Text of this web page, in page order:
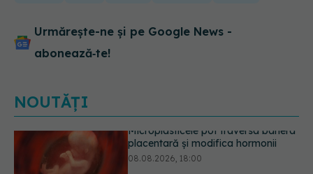
Urmărește-ne și pe Google News -
abonează‑te!
NOUTĂȚI
Trucul genial cu ceai negru pentru
păr. Tot mai multe femei îl adoră